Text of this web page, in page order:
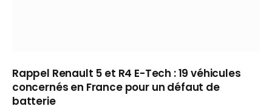
Rappel Renault 5 et R4 E-Tech : 19 véhicules
concernés en France pour un défaut de
batterie